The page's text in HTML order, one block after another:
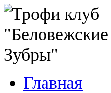
Главная